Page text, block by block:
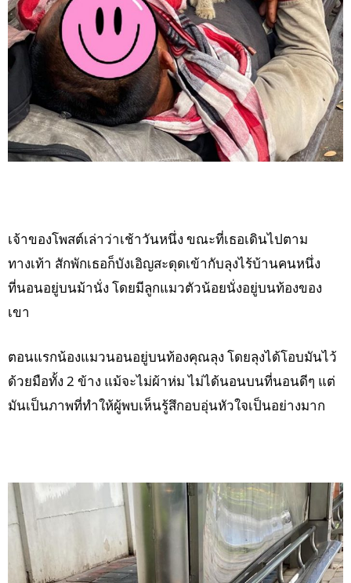
เจ้าของโพสต์เล่าว่าเช้าวันหนึ่ง ขณะที่เธอเดินไปตาม
ทางเท้า สักพักเธอก็บังเอิญสะดุดเข้ากับลุงไร้บ้านคนหนึ่ง
ที่นอนอยู่บนม้านั่ง โดยมีลูกแมวตัวน้อยนั่งอยู่บนท้องของ
เขา
ตอนแรกน้องแมวนอนอยู่บนท้องคุณลุง โดยลุงได้โอบมันไว้
ด้วยมือทั้ง 2 ข้าง แม้จะไม่ผ้าห่ม ไม่ได้นอนบนที่นอนดีๆ แต่
มันเป็นภาพที่ทำให้ผู้พบเห็นรู้สึกอบอุ่นหัวใจเป็นอย่างมาก